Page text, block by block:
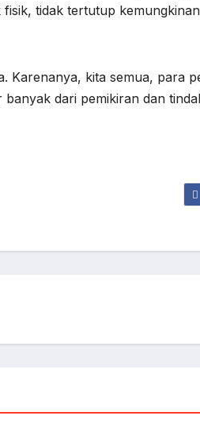
tidak tertutup
Karenanya, kita semua, para
dari pemikiran dan